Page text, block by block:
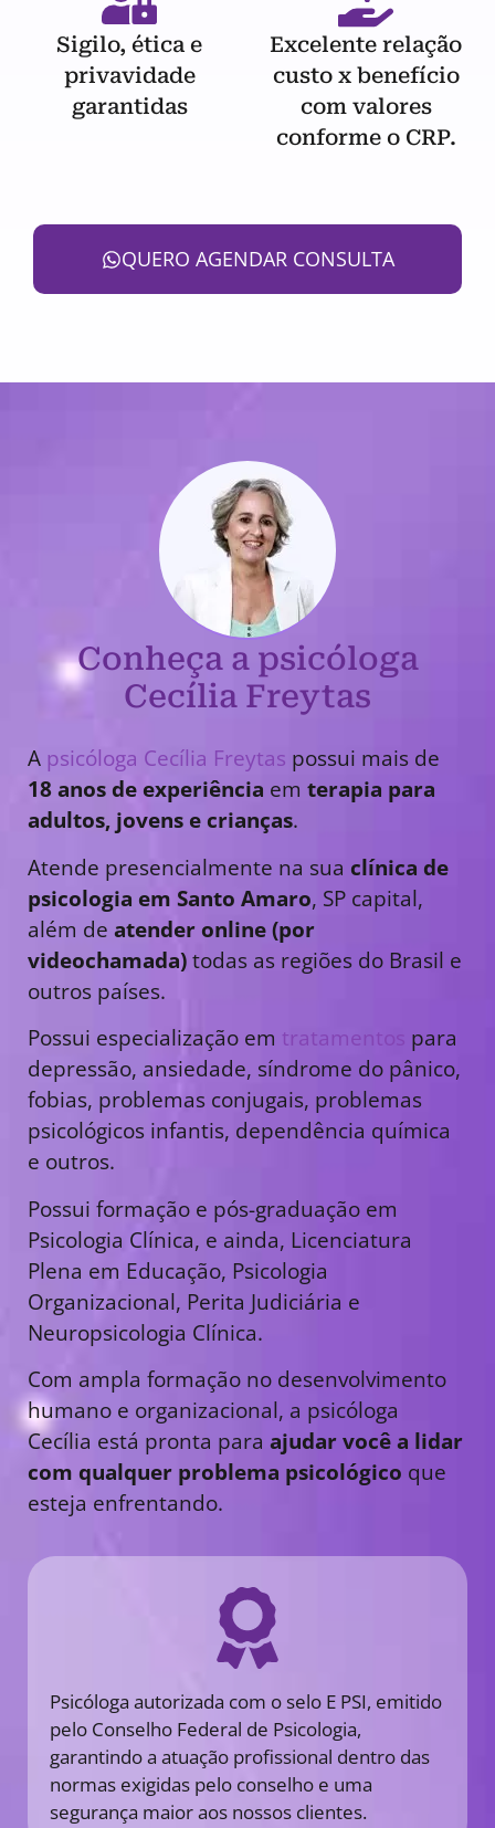
Sigilo, ética e
privavidade
garantidas
Excelente relação
custo x benefício
com valores
conforme o CRP.
QUERO AGENDAR CONSULTA
Conheça a psicóloga
Cecília Freytas
A psicóloga Cecília Freytas possui mais de
18 anos de experiência em terapia para
adultos, jovens e crianças.
Atende presencialmente na sua clínica de
psicologia em Santo Amaro, SP capital,
além de atender online (por
videochamada)todas as regiões do Brasil e
outros países.
Possui especialização em tratamentos para
depressão, ansiedade, síndrome do pânico,
fobias, problemas conjugais, problemas
psicológicos infantis, dependência química
e outros.
Possui formação e pós-graduação em
Psicologia Clínica, e ainda, Licenciatura
Plena em Educação, Psicologia
Organizacional, Perita Judiciária e
Neuropsicologia Clínica.
Com ampla formação no desenvolvimento
humano e organizacional, a psicóloga
Cecília está pronta para ajudar você a lidar
com qualquer problema psicológico que
esteja enfrentando.
Psicóloga autorizada com o selo E PSI, emitido
pelo Conselho Federal de Psicologia,
garantindo a atuação profissional dentro das
normas exigidas pelo conselho e uma
segurança maior aos nossos clientes.